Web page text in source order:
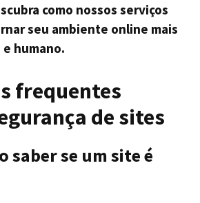
como nossos serviços
seu ambiente online mais
humano.
frequentes
de sites
saber se um site é